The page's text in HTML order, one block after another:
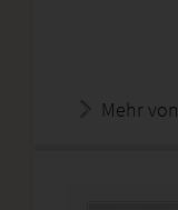
Mehr von